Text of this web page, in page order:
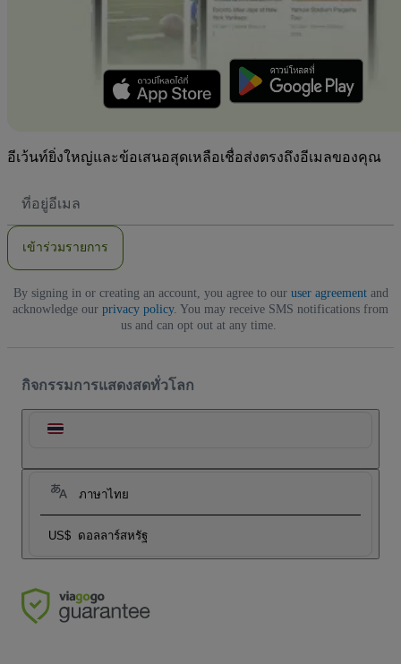
อีเว้นท์ยิ่งใหญ่และข้อเสนอสุดเหลือเชื่อส่งตรงถึงอีเมลของคุณ
อยู่
เข้าร่วมรายการ
By signing in or creating an account, you agree to our user agreementand
acknowledge our privacy policy. You may receive SMS notifications from
us and can opt out at any time.
กิจกรรมการแสดงสดทั่วโลก
ภาษาไทย
US$ ดอลลาร์สหรัฐ